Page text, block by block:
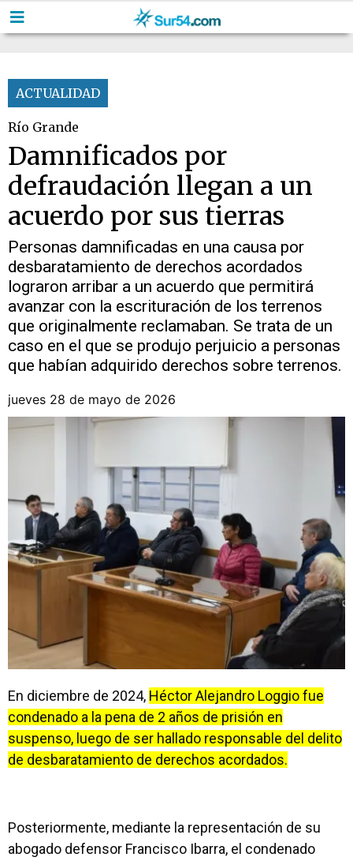
ACTUALIDAD
Río Grande
Damnificados por
defraudación llegan a un
acuerdo por sus tierras
Personas damnificadas en una causa por
desbaratamiento de derechos acordados
lograron arribar a un acuerdo que permitirá
avanzar con la escrituración de los terrenos
que originalmente reclamaban. Se trata de un
caso en el que se produjo perjuicio a personas
que habían adquirido derechos sobre terrenos.
jueves 28 de mayo de 2026
En diciembre de 2024, Héctor Alejandro Loggio fue
condenado a la pena de 2 años de prisión en
suspenso, luego de ser hallado responsable del delito
de desbaratamiento de derechos acordados.
Posteriormente, mediante la representación de su
abogado defensor Francisco Ibarra, el condenado